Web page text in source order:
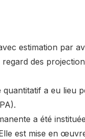
estimation par
des
a eu lieu
a été
est mise en